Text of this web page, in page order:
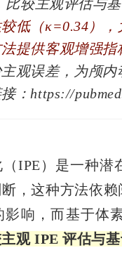
比较主观评估与
低（κ=0.34）
提供客观增强
观误差，为颅
：https://
（IPE）是一种潜
，这种方法依
响，而基于体
观 IPE 评估与